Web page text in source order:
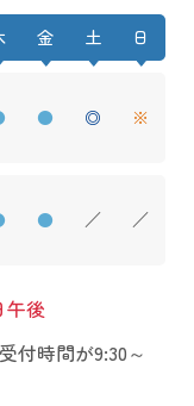
金 土 日
● ◎ ※
● ／ ／
後
付時間が9:30～